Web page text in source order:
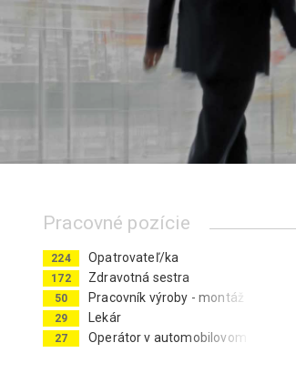
Pracovné pozície
224 Opatrovateľ/ka
172 Zdravotná sestra
50 Pracovník výroby - montáž
29 Lekár
27 Operátor v automobilovom